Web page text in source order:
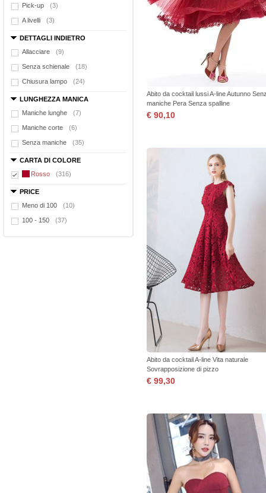
Pick-up (3)
A livelli (3)
DETTAGLI INDIETRO
Allacciare
(9)
Senza schienale (18)
Chiusura lampo (24)
LUNGHEZZA MANICA
Maniche lunghe
(7)
Maniche corte (6)
Senza maniche (35)
CARTA DI COLORE
Rosso
(316)
PRICE
Meno di 100
(10)
100 - 150 (37)
Abito da cocktail lussi A-line Autunno
maniche Pera Senza spalline
€ 90,10
Abito da cocktail A-line Vita naturale
Sovrapposizione di pizzo
€ 99,30